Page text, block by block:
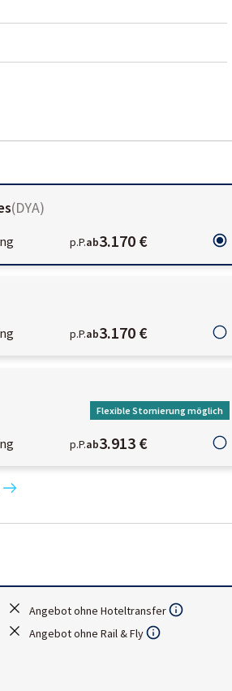
(DYA)
p.P.ab3.170 €
p.P.ab3.170 €
Flexible Stornierung möglich
p.P.ab3.913 €
Angebot ohne Hoteltransfer
Angebot ohne Rail & Fly